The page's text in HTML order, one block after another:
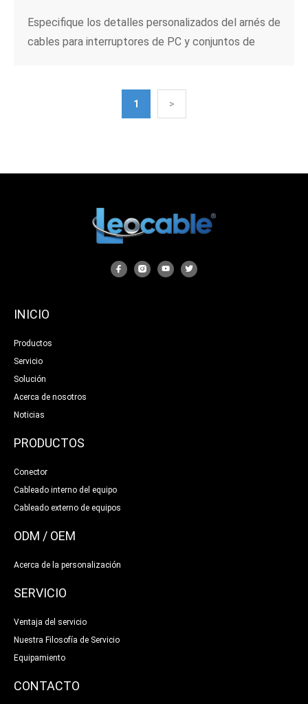
Especifique los detalles personalizados del arnés de
cables para interruptores de PC y conjuntos de
1 >
INICIO
Productos
Servicio
Solución
Acerca de nosotros
Noticias
PRODUCTOS
Conector
Cableado interno del equipo
Cableado externo de equipos
ODM / OEM
Acerca de la personalización
SERVICIO
Ventaja del servicio
Nuestra Filosofía de Servicio
Equipamiento
CONTACTO